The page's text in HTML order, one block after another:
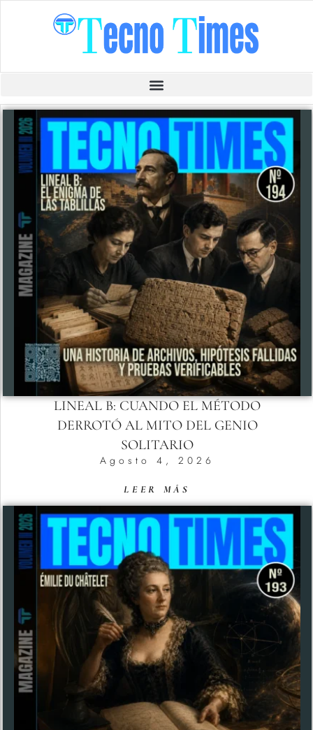
LINEAL B: CUANDO EL MÉTODO
DERROTÓ AL MITO DEL GENIO
SOLITARIO
Agosto 4, 2026
LEER MÁS